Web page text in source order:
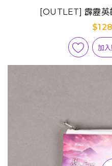
[OUTLET] 霹靂英
$128
加